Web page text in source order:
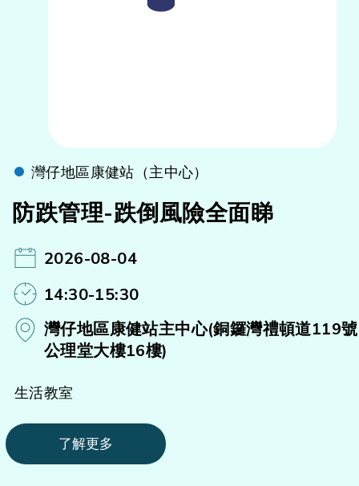
灣仔地區康健站（主中心）
防跌管理-跌倒風險全面睇
2026-08-04
14:30-15:30
灣仔地區康健站主中心(銅鑼灣禮頓道119號
公理堂大樓16樓)
生活教室
了解更多